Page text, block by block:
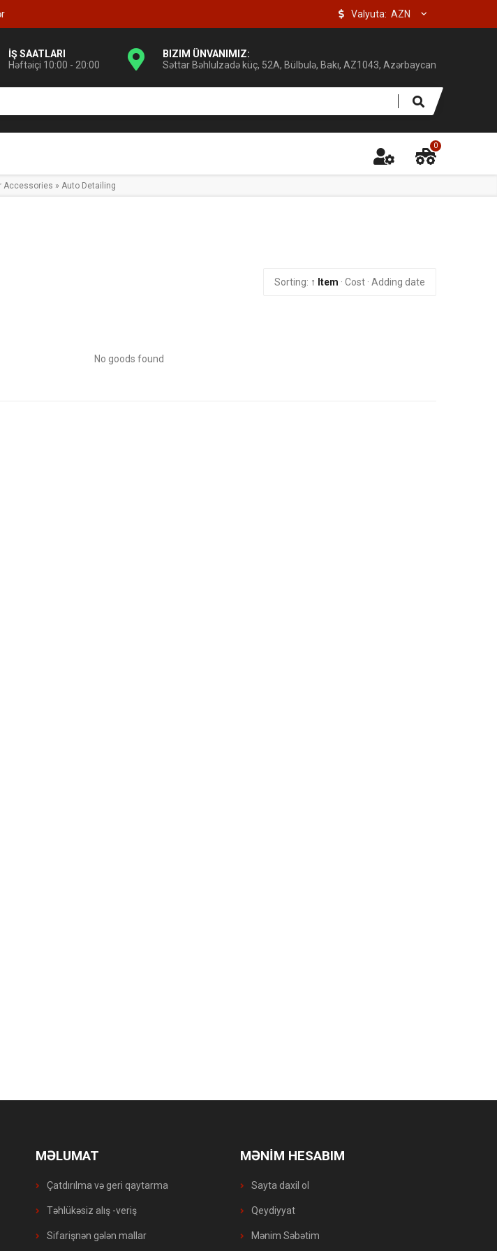
Valyuta:
İŞ SAATLARI
Həftəiçi 10:00 - 20:00
BIZIM ÜNVANIMIZ:
Səttar Bəhlulzadə küç, 52A, Bülbulə, Bakı, AZ1043, Azərbaycan
0
Accessories » Auto Detailing
Sorting: ↑ Item · Cost · Adding date
No goods found
MƏLUMAT
Çatdırılma və geri qaytarma
Təhlükəsiz alış -veriş
Sifarişnən gələn mallar
MƏNİM HESABIM
Sayta daxil ol
Qeydiyyat
Mənim Səbətim